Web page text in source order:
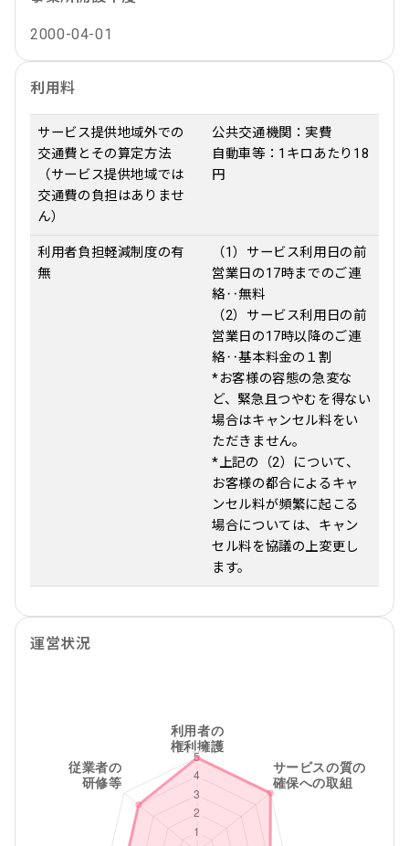
2000-04-01
利用料
サービス提供地域外での
交通費とその算定方法
（サービス提供地域では
交通費の負担はありませ
ん）
公共交通機関：実費
自動車等：1キロあたり18
円
利用者負担軽減制度の有
無
（1）サービス利用日の前
営業日の17時までのご連
絡‥無料
（2）サービス利用日の前
営業日の17時以降のご連
絡‥基本料金の１割
*お客様の容態の急変な
ど、緊急且つやむを得ない
場合はキャンセル料をい
ただきません。
*上記の（2）について、
お客様の都合によるキャ
ンセル料が頻繁に起こる
場合については、キャン
セル料を協議の上変更し
ます。
運営状況